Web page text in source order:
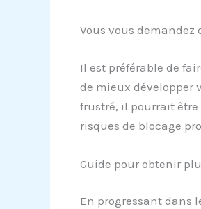
Vous vous
Il est préférable de
de mieux développer
frustré, il pourrait
risques de blocage
Guide pour obtenir
En progressant dans